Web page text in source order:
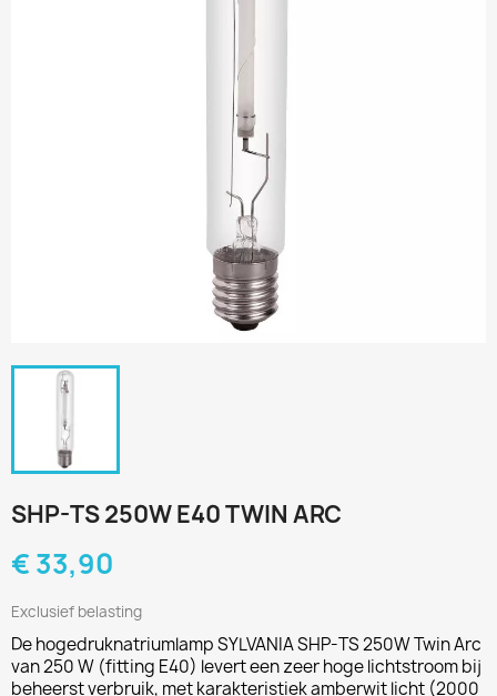
SHP-TS 250W E40 TWIN ARC
€ 33,90
Exclusief belasting
De hogedruknatriumlamp SYLVANIA SHP-TS 250W Twin Arc
van 250 W (fitting E40) levert een zeer hoge lichtstroom bij
beheerst verbruik, met karakteristiek amberwit licht (2000